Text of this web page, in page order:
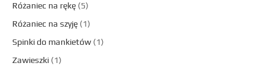
Różaniec na rękę 5
Różaniec na szyję 1
Spinki do mankietów 1
Zawieszki 1